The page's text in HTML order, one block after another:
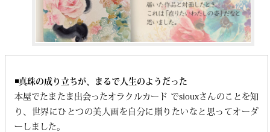
◾️真珠の成り立ちが、まるで人生のようだった
本屋でたまたま出会ったオラクルカード でsiouxさんのことを知
り、世界にひとつの美人画を自分に贈りたいなと思ってオーダ
ーしました。